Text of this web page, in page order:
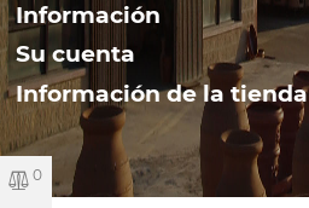
Información
Su cuenta
Información de la tienda
0